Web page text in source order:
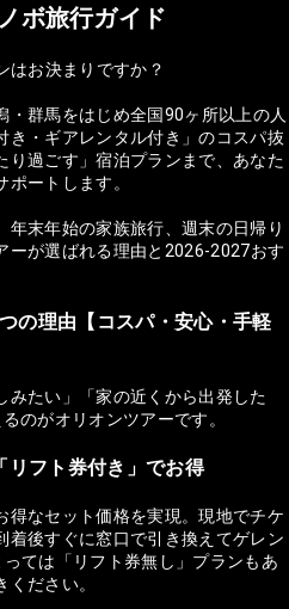
ボ旅行ガイド
はお決まりですか？
・群馬をはじめ全国90ヶ所以上の人
き・ギアレンタル付き」のコスパ抜
り過ごす」宿泊プランまで、あなた
ートします。
末年始の家族旅行、週末の日帰り
ーが選ばれる理由と2026-2027おす
の理由【コスパ・安心・手軽
みたい」「家の近くから出発した
のがオリオンツアーです。
リフト券付き」でお得
得なセット価格を実現。現地でチケ
着後すぐに窓口で引き換えてゲレン
ては「リフト券無し」プランもあ
ださい。